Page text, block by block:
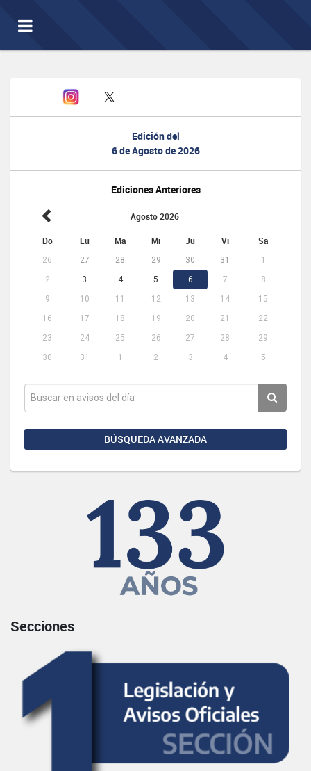
Toggle
navigation
Edición del
6 de Agosto de 2026
Ediciones Anteriores
Agosto 2026
Do Lu Ma Mi Ju Vi Sa
26 27 28 29 30 31
1
2
3 4 5 6 7
8
9
10 11 12 13 14
15
16
17 18 19 20 21
22
23
24 25 26 27 28
29
30
31 1 2 3 4 5
BÚSQUEDA AVANZADA
Secciones